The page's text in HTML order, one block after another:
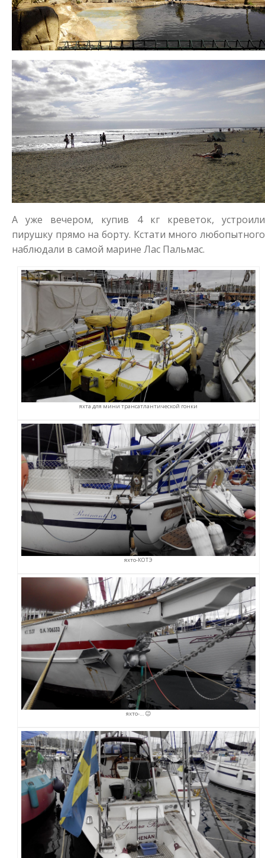
А уже вечером, купив 4 кг креветок, устроили
пирушку прямо на борту. Кстати много любопытного
наблюдали в самой марине Лас Пальмас.
яхта для мини трансатлантической гонки
яхто-КОТЭ
яхто-… 😉